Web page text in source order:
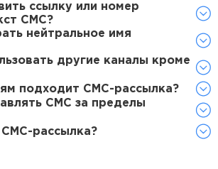
ссылку или номер
СМС?
нейтральное имя
другие каналы кроме
подходит СМС-рассылка?
СМС за пределы
СМС-рассылка?